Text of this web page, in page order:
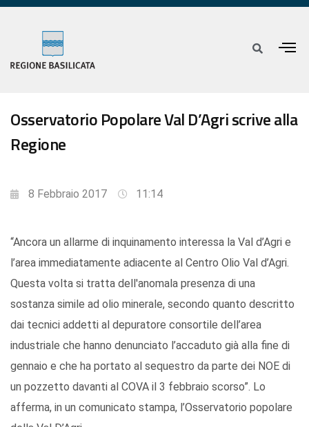
Osservatorio Popolare Val D’Agri scrive alla
Regione
8 Febbraio 2017 11:14
“Ancora un allarme di inquinamento interessa la Val d’Agri e
l’area immediatamente adiacente al Centro Olio Val d’Agri.
Questa volta si tratta dell'anomala presenza di una
sostanza simile ad olio minerale, secondo quanto descritto
dai tecnici addetti al depuratore consortile dell’area
industriale che hanno denunciato l’accaduto già alla fine di
gennaio e che ha portato al sequestro da parte dei NOE di
un pozzetto davanti al COVA il 3 febbraio scorso”. Lo
afferma, in un comunicato stampa, l’Osservatorio popolare